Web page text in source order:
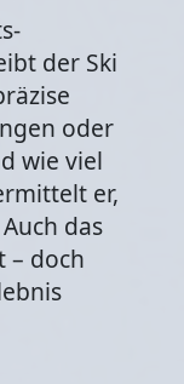
der Ski
oder
wie viel
er,
das
– doch